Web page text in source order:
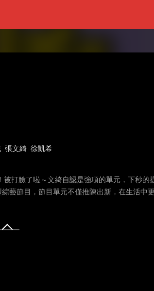
張文綺 徐凱希
打臉了啦～文綺自認是強項的單元，下秒
節目，節目單元不僅推陳出新，在生活中